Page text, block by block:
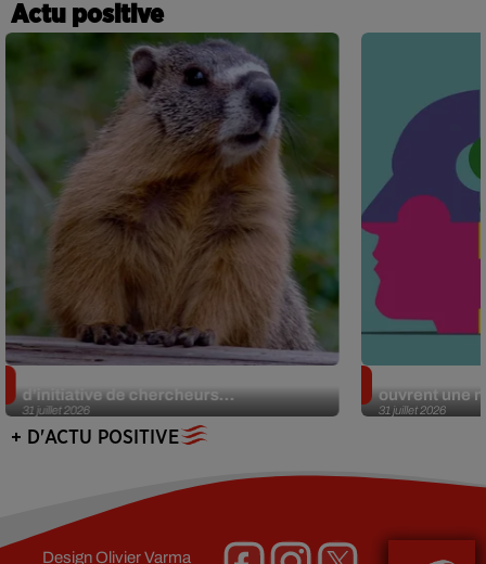
Actu positive
31 juillet 2026
d’initiative de chercheurs...
31 juillet 2026
ouvrent une
+ D'ACTU POSITIVE
DesignOlivier Varma